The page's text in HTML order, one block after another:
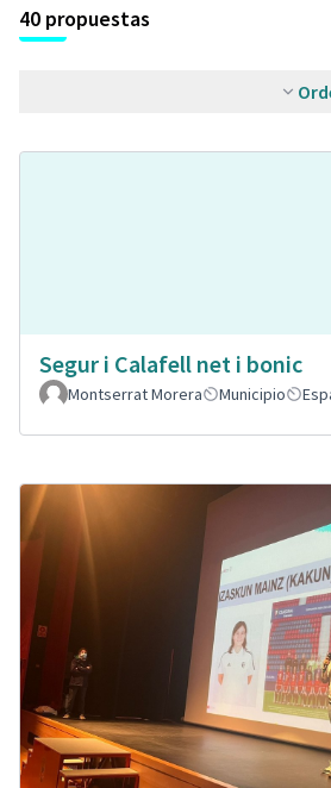
40 propuestas
Segur i Calafell net i bonic
Montserrat Morera
Municipio